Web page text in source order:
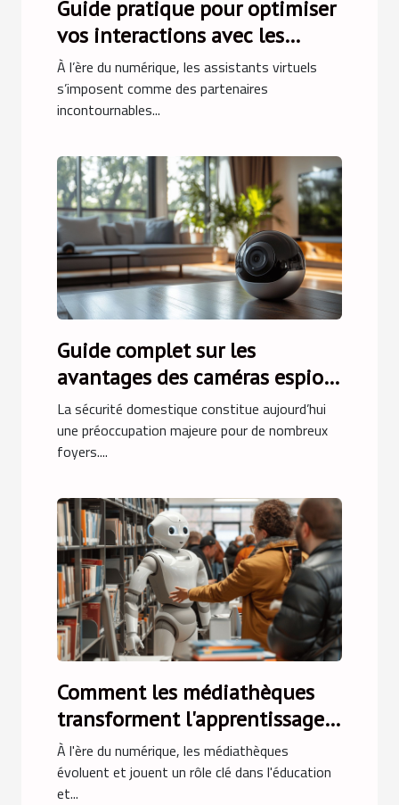
Guide pratique pour optimiser
vos interactions avec les
assistants virtuels
À l’ère du numérique, les assistants virtuels
s’imposent comme des partenaires
incontournables...
Guide complet sur les
avantages des caméras espion
pour la sécurité domestique
La sécurité domestique constitue aujourd’hui
une préoccupation majeure pour de nombreux
foyers....
Comment les médiathèques
transforment l'apprentissage
de l'intelligence artificielle
À l'ère du numérique, les médiathèques
évoluent et jouent un rôle clé dans l'éducation
et...